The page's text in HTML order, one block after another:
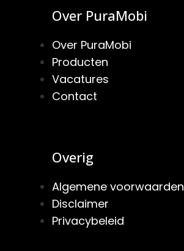
Over PuraMobi
Over PuraMobi
Producten
Vacatures
Contact
Overig
Algemene voorwaarden
Disclaimer
Privacybeleid